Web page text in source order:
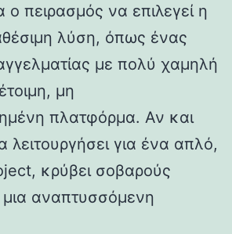
ο πειρασμός να επιλεγεί η
λύση, όπως ένας
με πολύ χαμηλή
μη
πλατφόρμα. Αν και
λειτουργήσει για ένα απλό,
κρύβει σοβαρούς
μια αναπτυσσόμενη